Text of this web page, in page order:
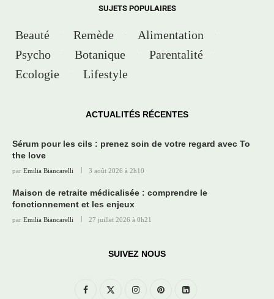
SUJETS POPULAIRES
Beauté Remède
Alimentation
Psycho
Botanique
Parentalité
Ecologie
Lifestyle
ACTUALITÉS RÉCENTES
Sérum pour les cils : prenez soin de votre regard avec To
the love
par Emilia Biancarelli 3 août 2026 à 2h10
Maison de retraite médicalisée : comprendre le
fonctionnement et les enjeux
par Emilia Biancarelli 27 juillet 2026 à 0h21
SUIVEZ NOUS